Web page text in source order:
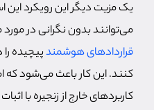
یک مزیت دیگر این رویکرد
می‌توانند بدون نگرانی در
قراردادهای هوشمندپیچیده
کنند. این کار باعث می‌شود که
کاربردهای خارج از زنجیره با